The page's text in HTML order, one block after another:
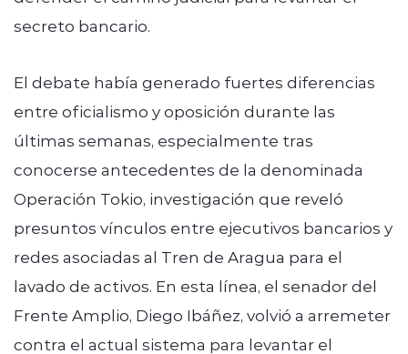
secreto bancario.
El debate había generado fuertes diferencias
entre oficialismo y oposición durante las
últimas semanas, especialmente tras
conocerse antecedentes de la denominada
Operación Tokio, investigación que reveló
presuntos vínculos entre ejecutivos bancarios y
redes asociadas al Tren de Aragua para el
lavado de activos. En esta línea, el senador del
Frente Amplio, Diego Ibáñez, volvió a arremeter
contra el actual sistema para levantar el